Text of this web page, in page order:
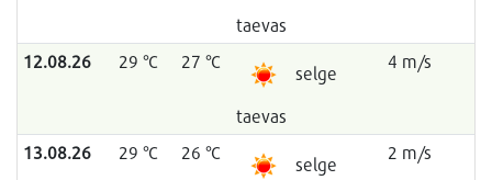
taevas
12.08.26 29 °C 27 °C
selge
taevas
4 m/s
13.08.26 29 °C 26 °C
selge
2 m/s